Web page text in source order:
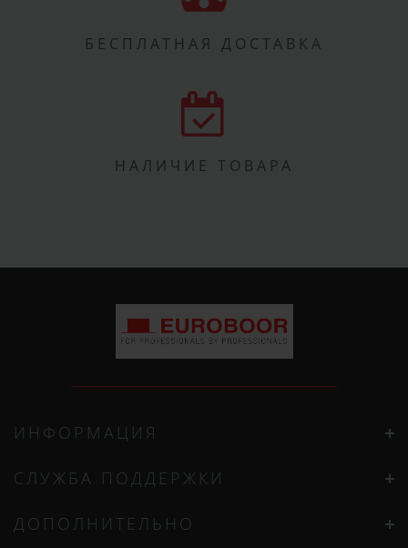
БЕСПЛАТНАЯ ДОСТАВКА
НАЛИЧИЕ ТОВАРА
ИНФОРМАЦИЯ
СЛУЖБА ПОДДЕРЖКИ
ДОПОЛНИТЕЛЬНО